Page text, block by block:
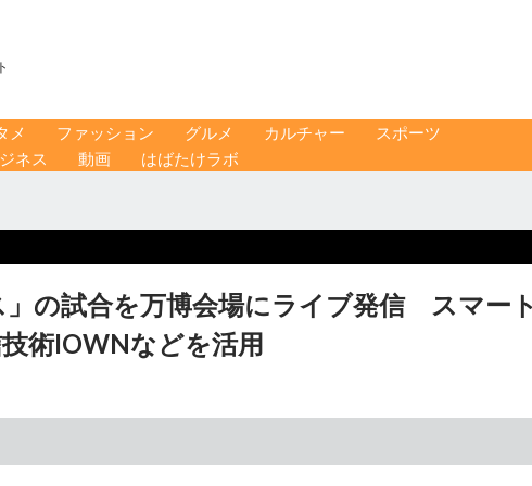
メ ファッション グルメ カルチャー
スポーツ
ネス 動画 はばたけラボ
」の試合を万博会場にライブ発信 スマー
術IOWNなどを活用